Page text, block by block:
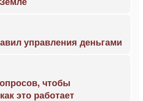
управления деньгами
чтобы
это работает